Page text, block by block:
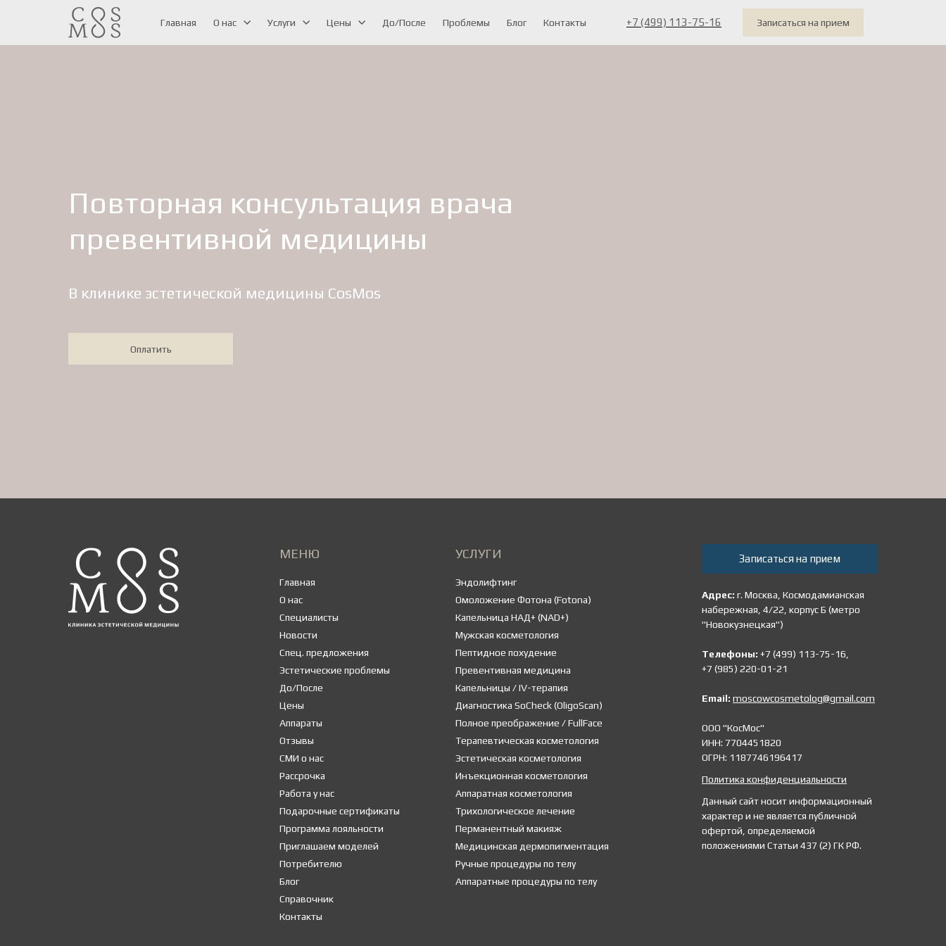
Главная О нас Услуги Цены До/После Проблемы Блог Контакты +7 (499) 113-75-16 Записаться на прием
В клинике эстетической медицины CosMos
Оплатить
Повторная консультация врача
превентивной медицины
МЕНЮ
Главная
О нас
Специалисты
Новости
Спец. предложения
Эстетические проблемы
До/После
Цены
Аппараты
Отзывы
СМИ о нас
Рассрочка
Работа у нас
Подарочные сертификаты
Программа лояльности
Приглашаем моделей
Потребителю
Блог
Справочник
Контакты
УСЛУГИ
Эндолифтинг
Омоложение Фотона (Fotona)
Капельница НАД+ (NAD+)
Мужская косметология
Пептидное похудение
Превентивная медицина
Капельницы / IV-терапия
Диагностика SoCheck (OligoScan)
Полное преображение / FullFace
Терапевтическая косметология
Эстетическая косметология
Инъекционная косметология
Аппаратная косметология
Трихологическое лечение
Перманентный макияж
Медицинская дермопигментация
Ручные процедуры по телу
Аппаратные процедуры по телу
Записаться на прием
Адрес: г. Москва, Космодамианская
набережная, 4/22, корпус Б (метро
"Новокузнецкая")
Телефоны: +7 (499) 113-75-16,
+7 (985) 220-01-21
Email: moscowcosmetolog@gmail.com
ООО "КосМос"
ИНН: 7704451820
ОГРН: 1187746196417
Политика конфиденциальности
Данный сайт носит информационный
характер и не является публичной
офертой, определяемой
положениями Статьи 437 (2) ГК РФ.